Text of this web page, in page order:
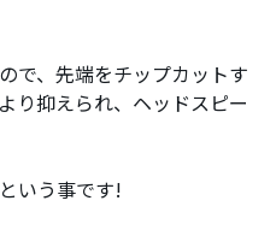
で、先端をチップカットす
り抑えられ、ヘッドスピー
いう事です!